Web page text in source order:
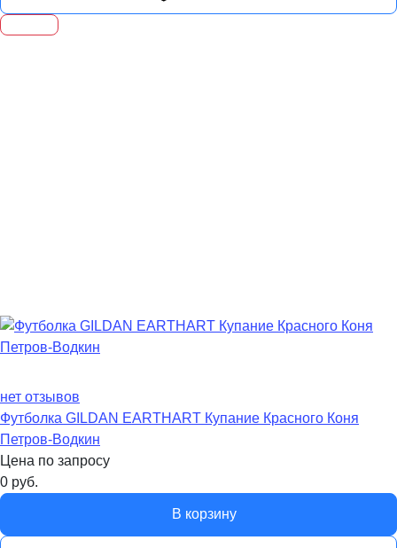
нет отзывов
Футболка GILDAN EARTHART Купание Красного Коня
Петров-Водкин
Цена по запросу
0 руб.
В корзину